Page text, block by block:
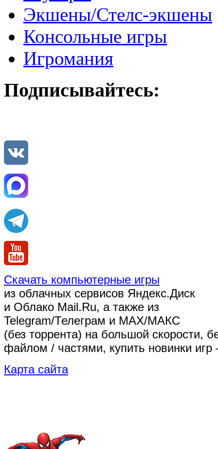
Экшены/Стелс-экшены
Консольные игры
Игромания
Подписывайтесь:
Скачать компьютерные игры
из облачных сервисов Яндекс.Диск
и Облако Mail.Ru, а также из
Telegram/Телеграм и MAX/МАКС
(без торрента) на большой скорости,
файлом / частями, купить новинки
Карта сайта